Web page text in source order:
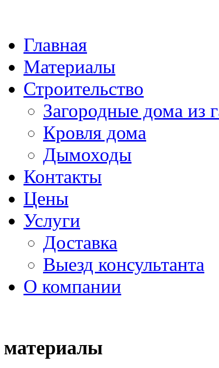
Главная
Материалы
Строительство
Загородные дома из
Кровля дома
Дымоходы
Контакты
Цены
Услуги
Доставка
Выезд консультанта
О компании
материалы